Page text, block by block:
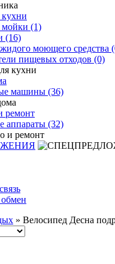
кухни
(1)
(16)
моющего средства
пищевых отходов (0)
машины (36)
ремонт
аппараты (32)
» Велосипед Десна